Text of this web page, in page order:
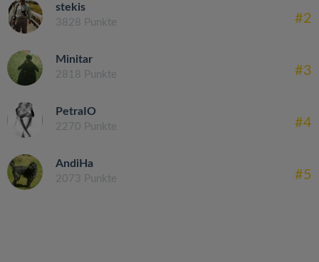
stekis
3828 Punkte #2
Minitar
2818 Punkte #3
PetraIO
2270 Punkte #4
AndiHa
2073 Punkte #5